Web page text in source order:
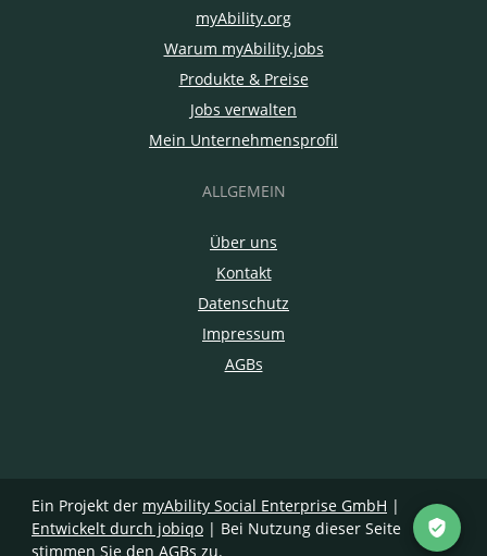
myAbility.org
Warum myAbility.jobs
Produkte & Preise
Jobs verwalten
Mein Unternehmensprofil
ALLGEMEIN
Über uns
Kontakt
Datenschutz
Impressum
AGBs
Ein Projekt der myAbility Social Enterprise GmbH |
Entwickelt durch jobiqo | Bei Nutzung dieser Seite
stimmen Sie den AGBs zu.